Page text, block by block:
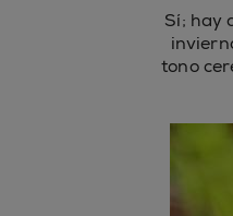
Sí; hay
tono